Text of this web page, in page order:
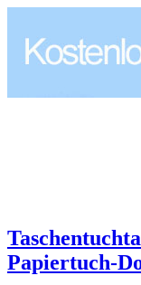
Papiertuch-